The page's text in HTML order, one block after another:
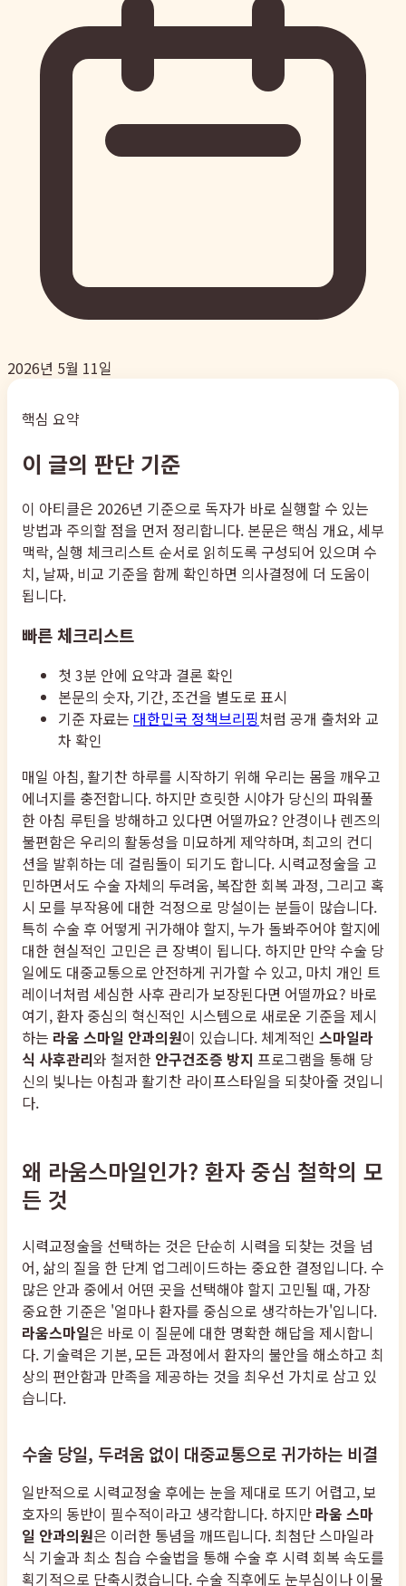
2026년 5월 11일
핵심 요약
이 글의 판단 기준
이 아티클은 2026년 기준으로 독자가 바로 실행할 수 있는
방법과 주의할 점을 먼저 정리합니다. 본문은 핵심 개요, 세부
맥락, 실행 체크리스트 순서로 읽히도록 구성되어 있으며 수
치, 날짜, 비교 기준을 함께 확인하면 의사결정에 더 도움이
됩니다.
빠른 체크리스트
첫 3분 안에 요약과 결론 확인
본문의 숫자, 기간, 조건을 별도로 표시
기준 자료는 대한민국 정책브리핑처럼 공개 출처와 교
차 확인
매일 아침, 활기찬 하루를 시작하기 위해 우리는 몸을 깨우고
에너지를 충전합니다. 하지만 흐릿한 시야가 당신의 파워풀
한 아침 루틴을 방해하고 있다면 어떨까요? 안경이나 렌즈의
불편함은 우리의 활동성을 미묘하게 제약하며, 최고의 컨디
션을 발휘하는 데 걸림돌이 되기도 합니다. 시력교정술을 고
민하면서도 수술 자체의 두려움, 복잡한 회복 과정, 그리고 혹
시 모를 부작용에 대한 걱정으로 망설이는 분들이 많습니다.
특히 수술 후 어떻게 귀가해야 할지, 누가 돌봐주어야 할지에
대한 현실적인 고민은 큰 장벽이 됩니다. 하지만 만약 수술 당
일에도 대중교통으로 안전하게 귀가할 수 있고, 마치 개인 트
레이너처럼 세심한 사후 관리가 보장된다면 어떨까요? 바로
여기, 환자 중심의 혁신적인 시스템으로 새로운 기준을 제시
하는 라움 스마일 안과의원이 있습니다. 체계적인 스마일라
식 사후관리와 철저한 안구건조증 방지 프로그램을 통해 당
신의 빛나는 아침과 활기찬 라이프스타일을 되찾아줄 것입니
다.
왜 라움스마일인가? 환자 중심 철학의 모
든 것
시력교정술을 선택하는 것은 단순히 시력을 되찾는 것을 넘
어, 삶의 질을 한 단계 업그레이드하는 중요한 결정입니다. 수
많은 안과 중에서 어떤 곳을 선택해야 할지 고민될 때, 가장
중요한 기준은 '얼마나 환자를 중심으로 생각하는가'입니다.
라움스마일은 바로 이 질문에 대한 명확한 해답을 제시합니
다. 기술력은 기본, 모든 과정에서 환자의 불안을 해소하고 최
상의 편안함과 만족을 제공하는 것을 최우선 가치로 삼고 있
습니다.
수술 당일, 두려움 없이 대중교통으로 귀가하는 비결
일반적으로 시력교정술 후에는 눈을 제대로 뜨기 어렵고, 보
호자의 동반이 필수적이라고 생각합니다. 하지만 라움 스마
일 안과의원은 이러한 통념을 깨뜨립니다. 최첨단 스마일라
식 기술과 최소 침습 수술법을 통해 수술 후 시력 회복 속도를
획기적으로 단축시켰습니다. 수술 직후에도 눈부심이나 이물